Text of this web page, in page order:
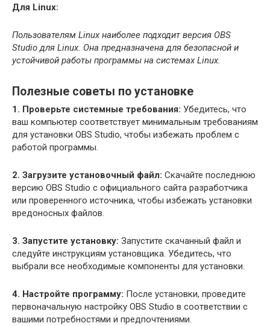
Для Linux:
Пользователям Linux наиболее подходит версия OBS
Studio для Linux. Она предназначена для безопасной и
устойчивой работы программы на системах Linux.
Полезные советы по установке
1. Проверьте системные требования: Убедитесь, что
ваш компьютер соответствует минимальным требованиям
для установки OBS Studio, чтобы избежать проблем с
работой программы.
2. Загрузите установочный файл: Скачайте последнюю
версию OBS Studio с официального сайта разработчика
или проверенного источника, чтобы избежать установки
вредоносных файлов.
3. Запустите установку: Запустите скачанный файл и
следуйте инструкциям установщика. Убедитесь, что
выбрали все необходимые компоненты для установки.
4. Настройте программу: После установки, проведите
первоначальную настройку OBS Studio в соответствии с
вашими потребностями и предпочтениями.